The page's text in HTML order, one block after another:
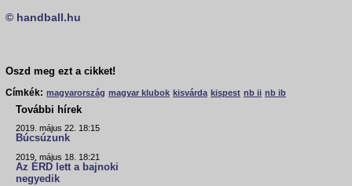
© handball.hu
Oszd meg ezt a cikket!
Címkék: magyarország magyar klubok kisvárda kispest nb ii nb ib
További hírek
2019. május 22. 18:15
Búcsúzunk
2019. május 18. 18:21
Az ÉRD lett a bajnoki
negyedik